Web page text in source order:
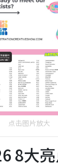
点击图片放大
8大